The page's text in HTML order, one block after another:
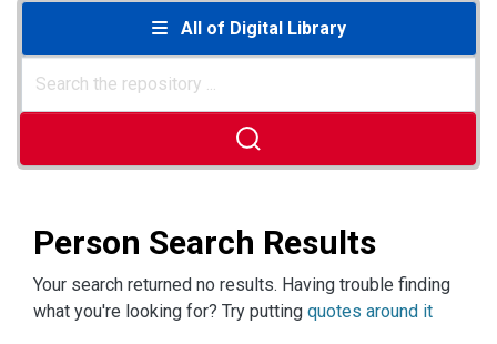
All of Digital Library
Person Search Results
Your search returned no results. Having trouble finding
what you're looking for? Try putting quotes around it